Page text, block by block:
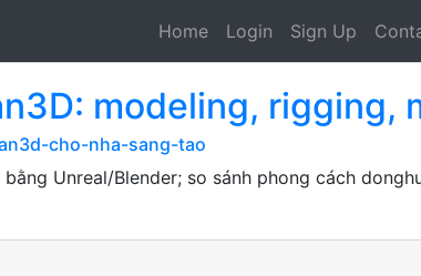
Home Login Sign Up
modeling, rigging,
cho-nha-sang-tao
Unreal/Blender; so sánh phong cách